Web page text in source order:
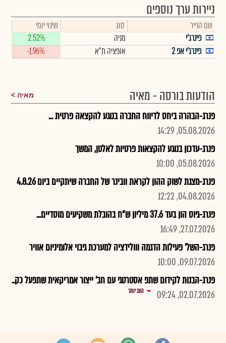
ניירות ערך נוספים
שם הנייר סוג
שינוי יומי
פינרג'י
מניה
2.52%
פינרג'י אפ 2
אופציה ת"א -1.96%
הודעות בורסה - מאיה מאיה
פנרג-הבהרה ביחס לדיווח החברה בנוגע להקצאה פרטית ...
05.08.2026, 14:29
פנרג-עדכון בנוגע להקצאות פרטיות לאלטן, המשך
05.08.2026, 10:00
פנרג-מצגת לשוק ההון לקראת וובינר של החברה שיתקיים ביום 4.8.26
04.08.2026, 12:22
פנרג-גיוס הון בעד 37.6 מיליון ש"ח בהובלת משקיעים מוסדיים...
27.07.2026, 16:49
פנרג-השל' פעילות הדגמה ווולידציה למערכת גיבוי אלומיניום אוויר
09.07.2026, 10:00
פנרג-הבנות לקידום שתפ אסטרטגי עם חב' ייצור אמריקאית שתפעל כק..
02.07.2026, 09:24
הצג יותר